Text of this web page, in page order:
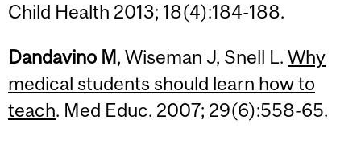
Child Health 2013; 18(4):184-188.
Dandavino M, Wiseman J, Snell L. Why
medical students should learn how to
teach. Med Educ. 2007; 29(6):558-65.